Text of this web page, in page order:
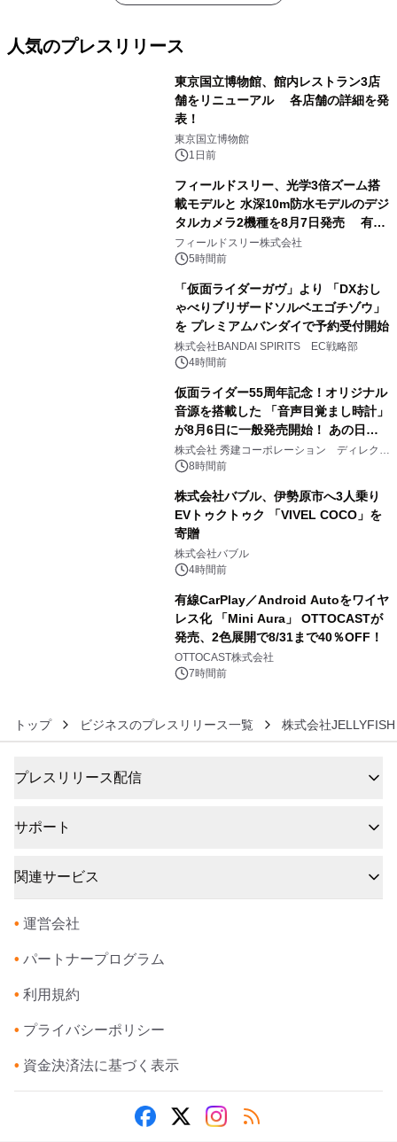
人気のプレスリリース
東京国立博物館、館内レストラン3店
舗をリニューアル 各店舗の詳細を発
表！
東京国立博物館
1日前
フィールドスリー、光学3倍ズーム搭
載モデルと 水深10m防水モデルのデジ
タルカメラ2機種を8月7日発売 有効
約1300万画素、用途別に選べるコンデ
ジ新登場
フィールドスリー株式会社
5時間前
「仮面ライダーガヴ」より 「DXおし
ゃべりブリザードソルベエゴチゾウ」
を プレミアムバンダイで予約受付開始
株式会社BANDAI SPIRITS EC戦略部
4時間前
仮面ライダー55周年記念！オリジナル
音源を搭載した 「音声目覚まし時計」
が8月6日に一般発売開始！ あの日の
大興奮が今甦る
株式会社 秀建コーポレーション ディレクト
アートギャラリー
8時間前
株式会社バブル、伊勢原市へ3人乗り
EVトゥクトゥク 「VIVEL COCO」を
寄贈
株式会社バブル
4時間前
有線CarPlay／Android Autoをワイヤ
レス化 「Mini Aura」 OTTOCASTが
発売、2色展開で8/31まで40％OFF！
OTTOCAST株式会社
7時間前
トップ ビジネスのプレスリリース一覧 株式会社JELLYFISH
プレスリリース配信
サポート
関連サービス
• 運営会社
• パートナープログラム
• 利用規約
• プライバシーポリシー
• 資金決済法に基づく表示